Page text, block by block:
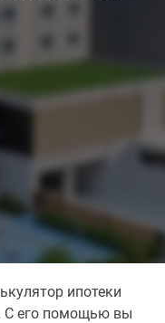
ипотеки
С его помощью вы